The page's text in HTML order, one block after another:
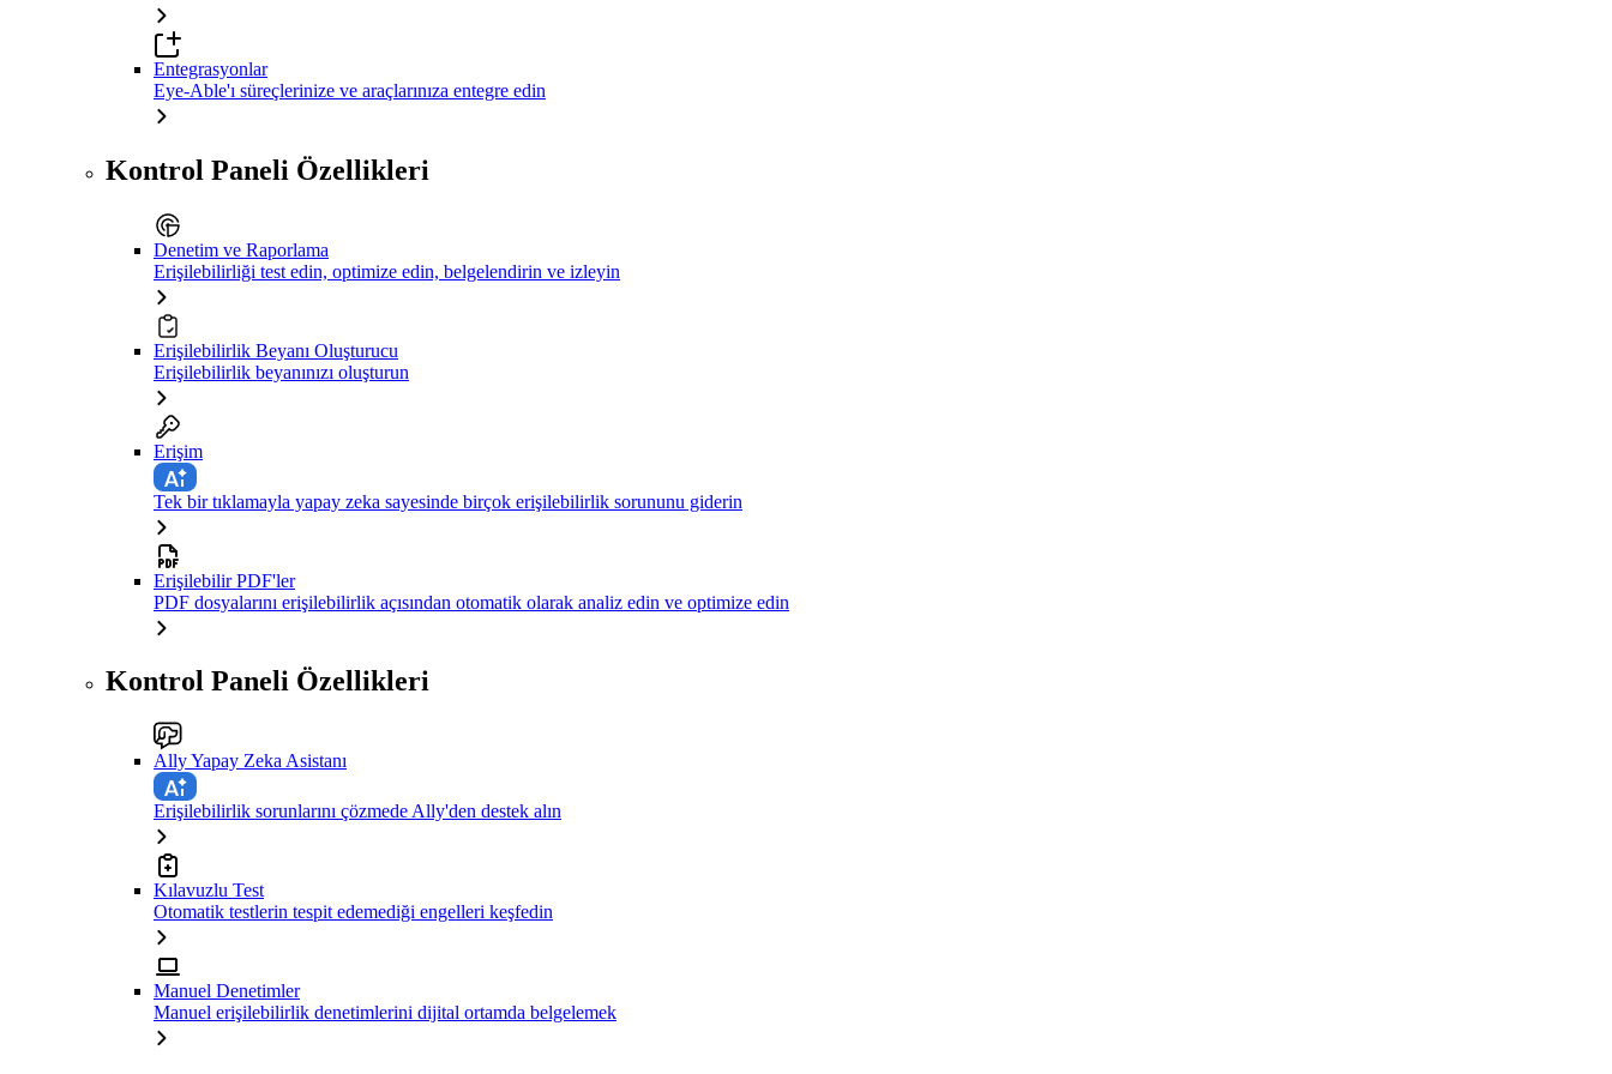
Entegrasyonlar
Eye-Able'ı süreçlerinize ve araçlarınıza entegre edin
Kontrol Paneli Özellikleri
Denetim ve Raporlama
Erişilebilirliği test edin, optimize edin, belgelendirin ve izleyin
Erişilebilirlik Beyanı Oluşturucu
Erişilebilirlik beyanınızı oluşturun
Erişim
Tek bir tıklamayla yapay zeka sayesinde birçok erişilebilirlik sorununu giderin
Erişilebilir PDF'ler
PDF dosyalarını erişilebilirlik açısından otomatik olarak analiz edin ve optimize edin
Kontrol Paneli Özellikleri
Ally Yapay Zeka Asistanı
Erişilebilirlik sorunlarını çözmede Ally'den destek alın
Kılavuzlu Test
Otomatik testlerin tespit edemediği engelleri keşfedin
Manuel Denetimler
Manuel erişilebilirlik denetimlerini dijital ortamda belgelemek